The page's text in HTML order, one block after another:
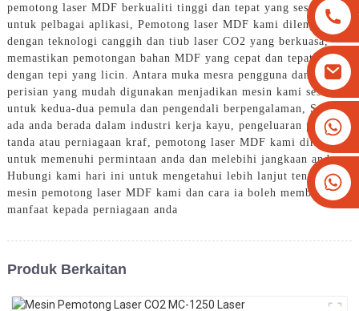
+8613825779334
+16266628193
pemotong laser MDF berkualiti tinggi dan tepat yang sesuai
untuk pelbagai aplikasi, Pemotong laser MDF kami dilengkapi
dengan teknologi canggih dan tiub laser CO2 yang berkuasa,
memastikan pemotongan bahan MDF yang cepat dan tepat
dengan tepi yang licin. Antara muka mesra pengguna dan
perisian yang mudah digunakan menjadikan mesin kami sesuai
untuk kedua-dua pemula dan pengendali berpengalaman, Sama
ada anda berada dalam industri kerja kayu, pengeluaran papan
tanda atau perniagaan kraf, pemotong laser MDF kami direka
untuk memenuhi permintaan anda dan melebihi jangkaan anda.
Hubungi kami hari ini untuk mengetahui lebih lanjut tentang
mesin pemotong laser MDF kami dan cara ia boleh memberi
manfaat kepada perniagaan anda
Produk Berkaitan